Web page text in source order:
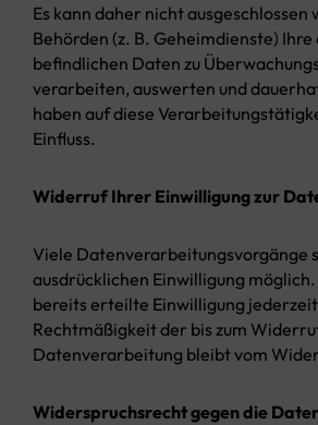
Es kann daher nicht ausgeschlossen
Behörden (z. B. Geheimdienste)
befindlichen Daten zu
verarbeiten, auswerten und
haben auf diese
Einfluss.
Widerruf Ihrer Einwilligung zur
Viele Datenverarbeitungsvorgänge
ausdrücklichen Einwilligung
bereits erteilte Einwilligung
Rechtmäßigkeit der bis zum
Datenverarbeitung bleibt vom
Widerspruchsrecht gegen die